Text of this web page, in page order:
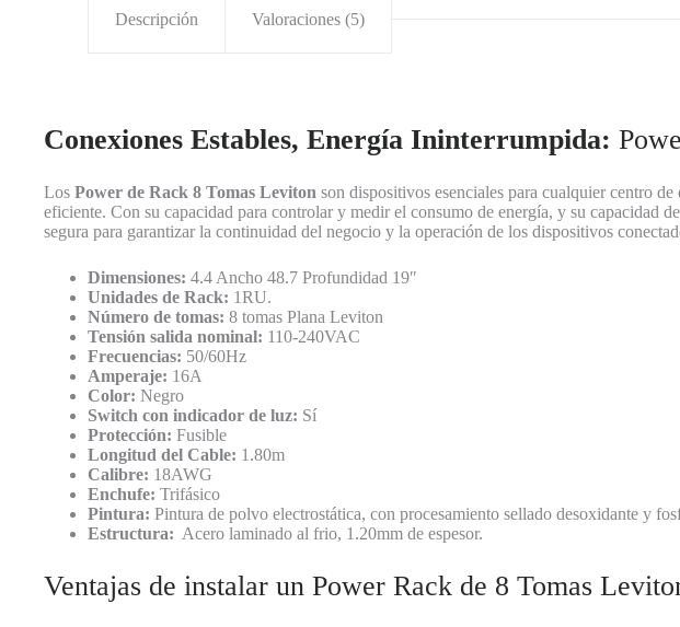
Descripción Valoraciones (5)
Conexiones Estables, Energía Ininterrumpida:
Los Power de Rack 8 Tomas Leviton son dispositivos esenciales para cualquier centro
eficiente. Con su capacidad para controlar y medir el consumo de energía, y su capacidad
segura para garantizar la continuidad del negocio y la operación de los dispositivos
Dimensiones: 4.4 Ancho 48.7 Profundidad 19″
Unidades de Rack: 1RU.
Número de tomas: 8 tomas Plana Leviton
Tensión salida nominal: 110-240VAC
Frecuencias: 50/60Hz
Amperaje: 16A
Color: Negro
Switch con indicador de luz: Sí
Protección: Fusible
Longitud del Cable: 1.80m
Calibre: 18AWG
Enchufe: Trifásico
Pintura: Pintura de polvo electrostática, con procesamiento sellado desoxidante y
Estructura: Acero laminado al frio, 1.20mm de espesor.
Ventajas de instalar un Power Rack de 8 Tomas